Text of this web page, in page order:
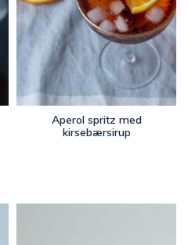
Aperol spritz med
kirsebærsirup